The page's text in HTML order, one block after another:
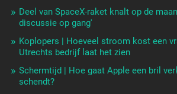
Deel van SpaceX-raket knalt op de
discussie op gang'
Koplopers | Hoeveel stroom kost een
Utrechts bedrijf laat het zien
Schermtijd | Hoe gaat Apple een bril
schendt?